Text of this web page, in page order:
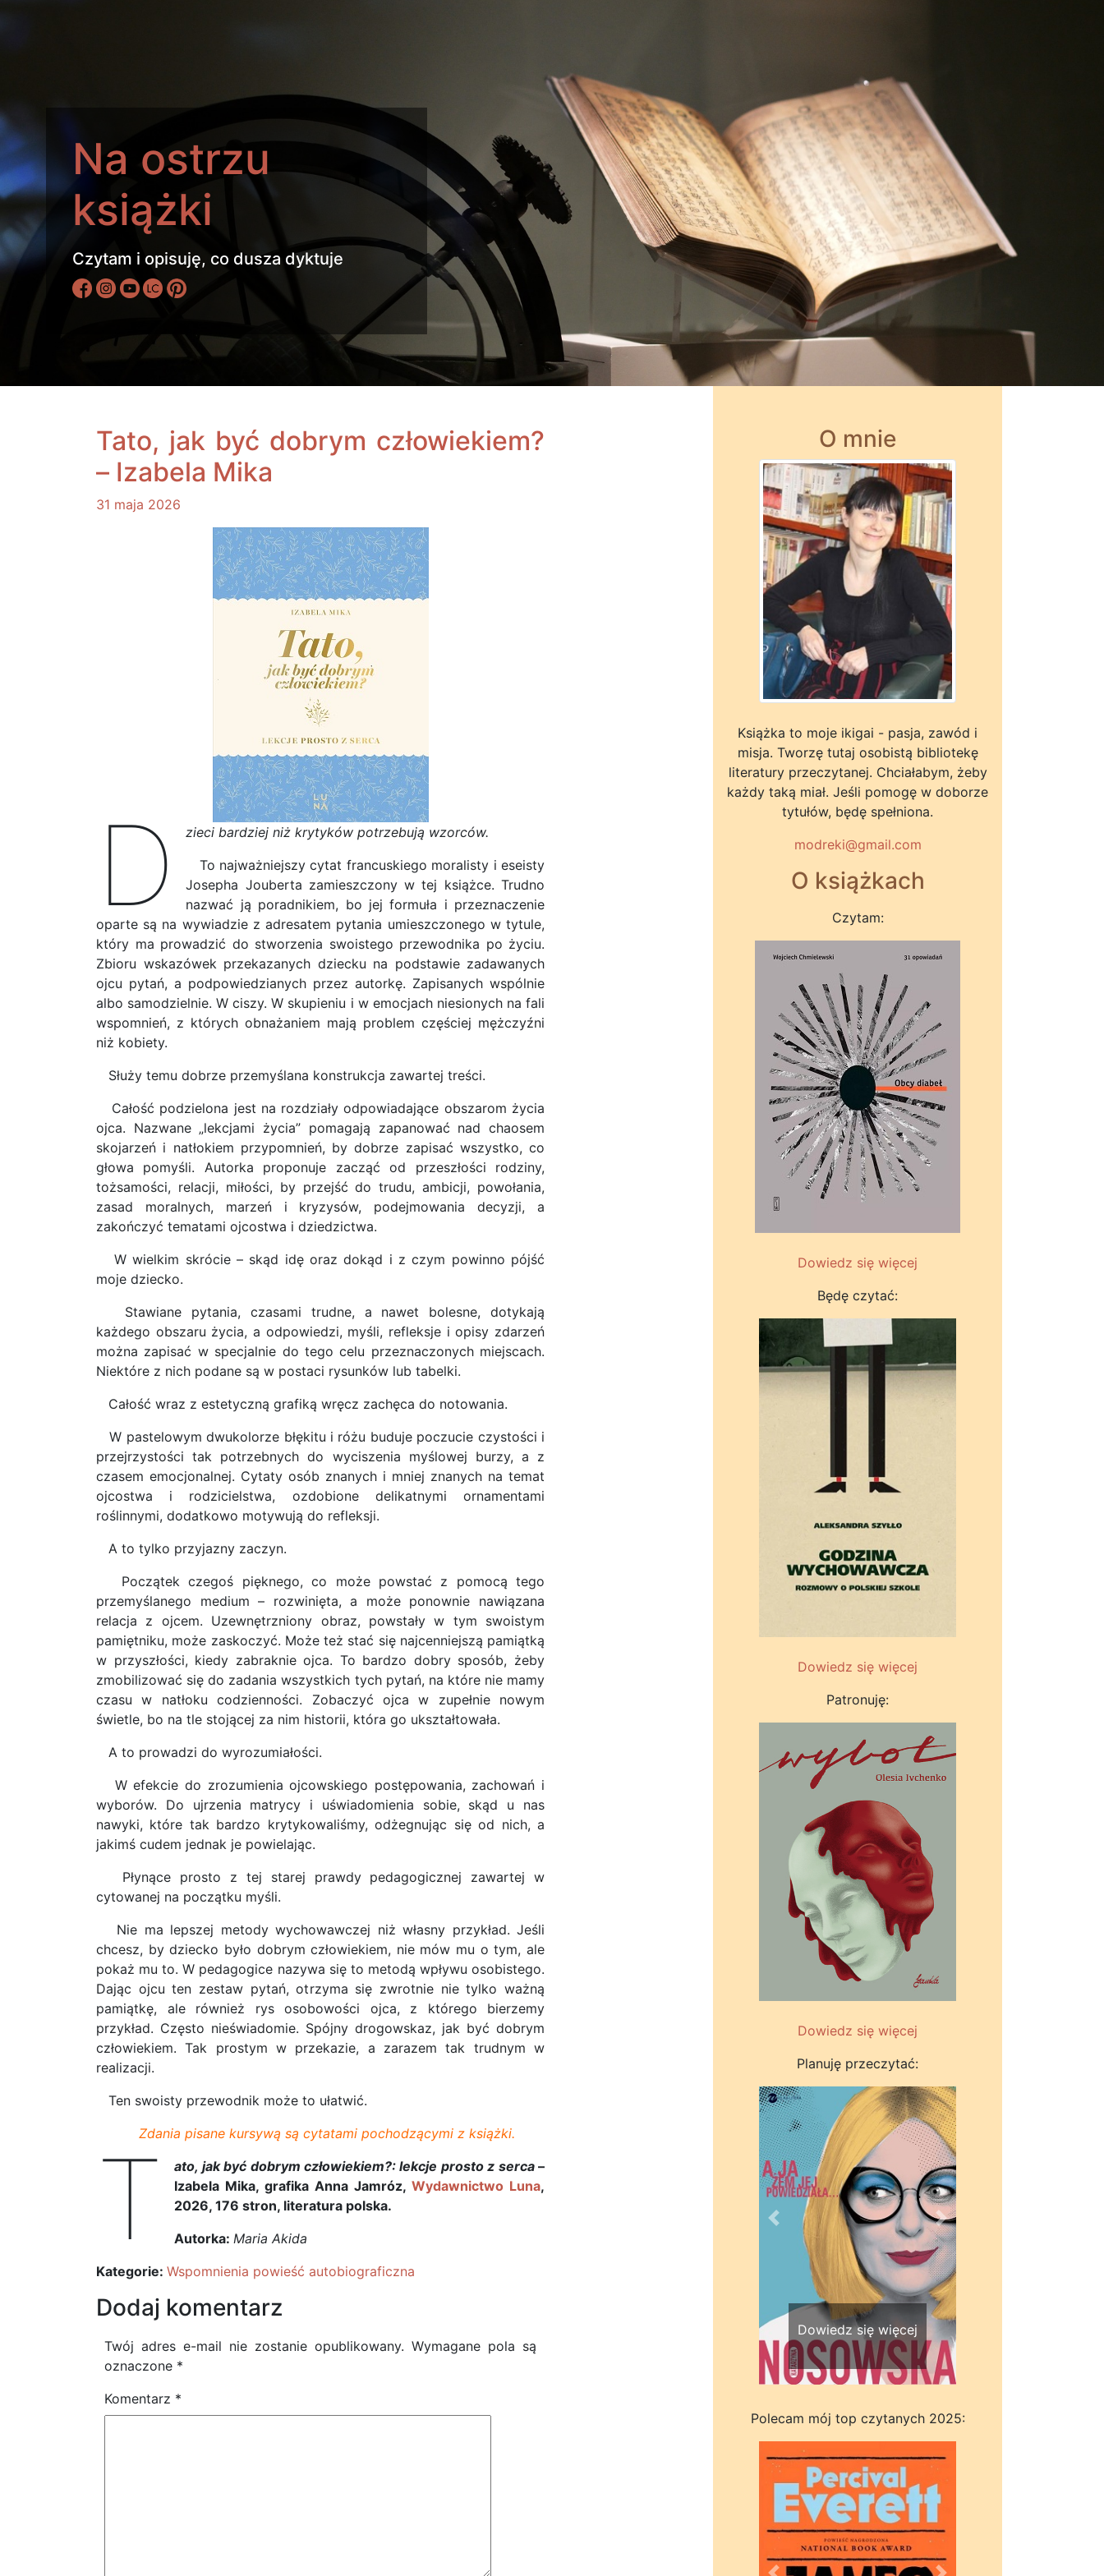
Na ostrzu
książki
Czytam i opisuję, co dusza dyktuje
Tato, jak być dobrym człowiekiem?
– Izabela Mika
31 maja 2026
D
zieci bardziej niż krytyków potrzebują wzorców.
To najważniejszy cytat francuskiego moralisty i eseisty
Josepha Jouberta zamieszczony w tej książce. Trudno
nazwać ją poradnikiem, bo jej formuła i przeznaczenie
oparte są na wywiadzie z adresatem pytania umieszczonego w tytule,
który ma prowadzić do stworzenia swoistego przewodnika po życiu.
Zbioru wskazówek przekazanych dziecku na podstawie zadawanych
ojcu pytań, a podpowiedzianych przez autorkę. Zapisanych wspólnie
albo samodzielnie. W ciszy. W skupieniu i w emocjach niesionych na fali
wspomnień, z których obnażaniem mają problem częściej mężczyźni
niż kobiety.
Służy temu dobrze przemyślana konstrukcja zawartej treści.
Całość podzielona jest na rozdziały odpowiadające obszarom życia
ojca. Nazwane „lekcjami życia” pomagają zapanować nad chaosem
skojarzeń i natłokiem przypomnień, by dobrze zapisać wszystko, co
głowa pomyśli. Autorka proponuje zacząć od przeszłości rodziny,
tożsamości, relacji, miłości, by przejść do trudu, ambicji, powołania,
zasad moralnych, marzeń i kryzysów, podejmowania decyzji, a
zakończyć tematami ojcostwa i dziedzictwa.
W wielkim skrócie – skąd idę oraz dokąd i z czym powinno pójść
moje dziecko.
Stawiane pytania, czasami trudne, a nawet bolesne, dotykają
każdego obszaru życia, a odpowiedzi, myśli, refleksje i opisy zdarzeń
można zapisać w specjalnie do tego celu przeznaczonych miejscach.
Niektóre z nich podane są w postaci rysunków lub tabelki.
Całość wraz z estetyczną grafiką wręcz zachęca do notowania.
W pastelowym dwukolorze błękitu i różu buduje poczucie czystości i
przejrzystości tak potrzebnych do wyciszenia myślowej burzy, a z
czasem emocjonalnej. Cytaty osób znanych i mniej znanych na temat
ojcostwa i rodzicielstwa, ozdobione delikatnymi ornamentami
roślinnymi, dodatkowo motywują do refleksji.
A to tylko przyjazny zaczyn.
Początek czegoś pięknego, co może powstać z pomocą tego
przemyślanego medium – rozwinięta, a może ponownie nawiązana
relacja z ojcem. Uzewnętrzniony obraz, powstały w tym swoistym
pamiętniku, może zaskoczyć. Może też stać się najcenniejszą pamiątką
w przyszłości, kiedy zabraknie ojca. To bardzo dobry sposób, żeby
zmobilizować się do zadania wszystkich tych pytań, na które nie mamy
czasu w natłoku codzienności. Zobaczyć ojca w zupełnie nowym
świetle, bo na tle stojącej za nim historii, która go ukształtowała.
A to prowadzi do wyrozumiałości.
W efekcie do zrozumienia ojcowskiego postępowania, zachowań i
wyborów. Do ujrzenia matrycy i uświadomienia sobie, skąd u nas
nawyki, które tak bardzo krytykowaliśmy, odżegnując się od nich, a
jakimś cudem jednak je powielając.
Płynące prosto z tej starej prawdy pedagogicznej zawartej w
cytowanej na początku myśli.
Nie ma lepszej metody wychowawczej niż własny przykład. Jeśli
chcesz, by dziecko było dobrym człowiekiem, nie mów mu o tym, ale
pokaż mu to. W pedagogice nazywa się to metodą wpływu osobistego.
Dając ojcu ten zestaw pytań, otrzyma się zwrotnie nie tylko ważną
pamiątkę, ale również rys osobowości ojca, z którego bierzemy
przykład. Często nieświadomie. Spójny drogowskaz, jak być dobrym
człowiekiem. Tak prostym w przekazie, a zarazem tak trudnym w
realizacji.
Ten swoisty przewodnik może to ułatwić.
Zdania pisane kursywą są cytatami pochodzącymi z książki.
T ato, jak być dobrym człowiekiem?: lekcje prosto z serca–
Izabela Mika, grafika Anna Jamróz,Wydawnictwo Luna,
2026, 176 stron, literatura polska.
Autorka:Maria Akida
Kategorie: Wspomnienia powieść autobiograficzna
Dodaj komentarz
Twój adres e-mail nie zostanie opublikowany. Wymagane pola są
oznaczone *
Komentarz *
O mnie
Książka to moje ikigai - pasja, zawód i
misja. Tworzę tutaj osobistą bibliotekę
literatury przeczytanej. Chciałabym, żeby
każdy taką miał. Jeśli pomogę w doborze
tytułów, będę spełniona.
modreki@gmail.com
O książkach
Czytam:
Dowiedz się więcej
Będę czytać:
Dowiedz się więcej
Patronuję:
Dowiedz się więcej
Planuję przeczytać:
Dowiedz się więcej
Wstecz Dalej
Polecam mój top czytanych 2025: